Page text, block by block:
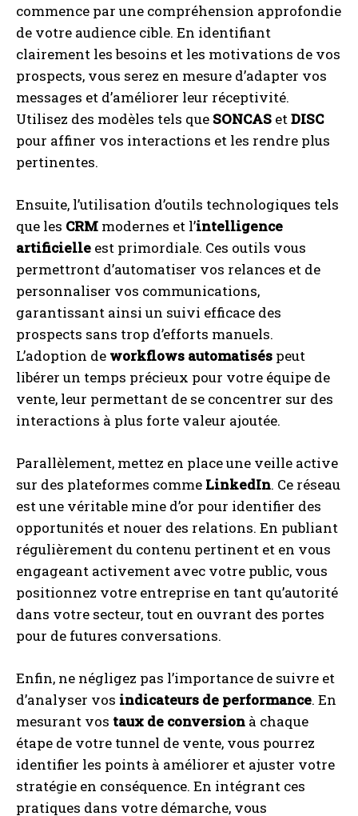
commence par une compréhension approfondie
de votre audience cible. En identifiant
clairement les besoins et les motivations de vos
prospects, vous serez en mesure d’adapter vos
messages et d’améliorer leur réceptivité.
Utilisez des modèles tels que SONCAS etDISC
pour affiner vos interactions et les rendre plus
pertinentes.
Ensuite, l’utilisation d’outils technologiques tels
que les CRM modernes et l’intelligence
artificielle est primordiale. Ces outils vous
permettront d’automatiser vos relances et de
personnaliser vos communications,
garantissant ainsi un suivi efficace des
prospects sans trop d’efforts manuels.
L’adoption de workflows automatisés peut
libérer un temps précieux pour votre équipe de
vente, leur permettant de se concentrer sur des
interactions à plus forte valeur ajoutée.
Parallèlement, mettez en place une veille active
sur des plateformes comme LinkedIn. Ce réseau
est une véritable mine d’or pour identifier des
opportunités et nouer des relations. En publiant
régulièrement du contenu pertinent et en vous
engageant activement avec votre public, vous
positionnez votre entreprise en tant qu’autorité
dans votre secteur, tout en ouvrant des portes
pour de futures conversations.
Enfin, ne négligez pas l’importance de suivre et
d’analyser vos indicateurs de performance. En
mesurant vos taux de conversion à chaque
étape de votre tunnel de vente, vous pourrez
identifier les points à améliorer et ajuster votre
stratégie en conséquence. En intégrant ces
pratiques dans votre démarche, vous